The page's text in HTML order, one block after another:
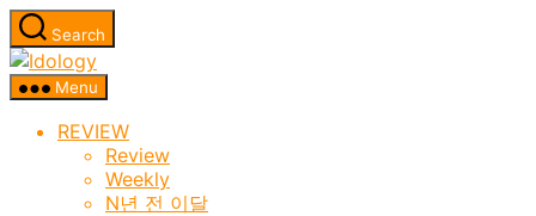
Skip
to
the
content
Search
Idology
Menu
REVIEW
Review
Weekly
N년 전 이달